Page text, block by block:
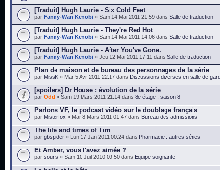
[Traduit] Hugh Laurie - Six Cold Feet
par Fanny-Wan Kenobi » Sam 14 Mai 2011 21:59 dans Salle de traduction
[Traduit] Hugh Laurie - They're Red Hot
par Fanny-Wan Kenobi » Sam 14 Mai 2011 14:06 dans Salle de traduction
[Traduit] Hugh Laurie - After You've Gone.
par Fanny-Wan Kenobi » Jeu 12 Mai 2011 17:11 dans Salle de traduction
Plan de maison et de bureau des personnages de la série
par MissK » Mar 5 Avr 2011 22:17 dans Discussions diverses en salle de
[spoilers] Dr House : évolution de la série
par Odd » Sam 19 Mars 2011 21:14 dans 8e étage : saison 8
Parlons VF, le podcast vidéo sur le doublage français
par Misterfox » Mar 8 Mars 2011 01:47 dans Bureau des admissions
The life and times of Tim
par gbspider » Lun 17 Jan 2011 00:24 dans Pharmacie : autres séries
Et Amber, vous l'avez aimée ?
par souris » Sam 10 Juil 2010 09:50 dans Equipe soignante